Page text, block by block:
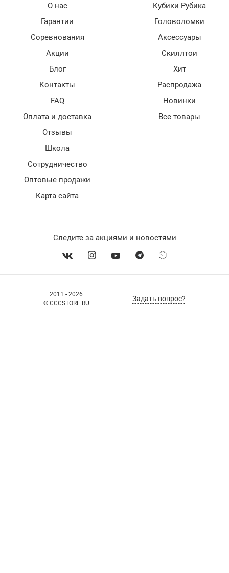
2011 - 2026
© CCCSTORE.RU
Задать вопрос?
О нас
Гарантии
Соревнования
Акции
Блог
Контакты
FAQ
Оплата и доставка
Отзывы
Школа
Сотрудничество
Оптовые продажи
Карта сайта
Кубики Рубика
Головоломки
Аксессуары
Скиллтои
Хит
Распродажа
Новинки
Все товары
Следите за акциями и новостями